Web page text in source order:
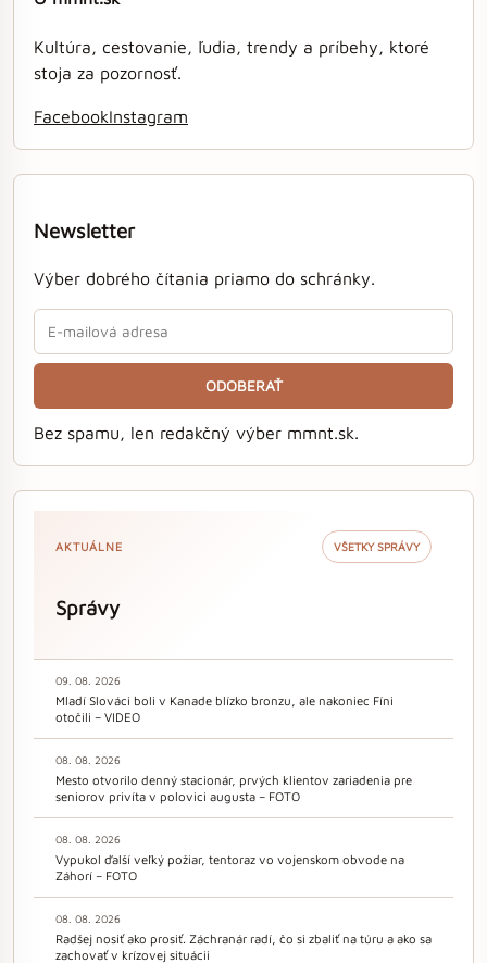
Kultúra, cestovanie, ľudia, trendy a príbehy, ktoré
stoja za pozornosť.
FacebookInstagram
Newsletter
Výber dobrého čítania priamo do schránky.
ODOBERAŤ
Bez spamu, len redakčný výber mmnt.sk.
AKTUÁLNE VŠETKY SPRÁVY
Správy
09. 08. 2026
Mladí Slováci boli v Kanade blízko bronzu, ale nakoniec Fíni
otočili – VIDEO
08. 08. 2026
Mesto otvorilo denný stacionár, prvých klientov zariadenia pre
seniorov privíta v polovici augusta – FOTO
08. 08. 2026
Vypukol ďalší veľký požiar, tentoraz vo vojenskom obvode na
Záhorí – FOTO
08. 08. 2026
Radšej nosiť ako prosiť. Záchranár radí, čo si zbaliť na túru a ako sa
zachovať v krízovej situácii